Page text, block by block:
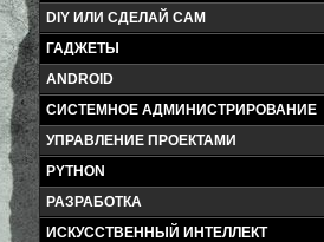
DIY ИЛИ СДЕЛАЙ САМ
ГАДЖЕТЫ
ANDROID
СИСТЕМНОЕ АДМИНИСТРИРОВАНИЕ
УПРАВЛЕНИЕ ПРОЕКТАМИ
PYTHON
РАЗРАБОТКА
ИСКУССТВЕННЫЙ ИНТЕЛЛЕКТ